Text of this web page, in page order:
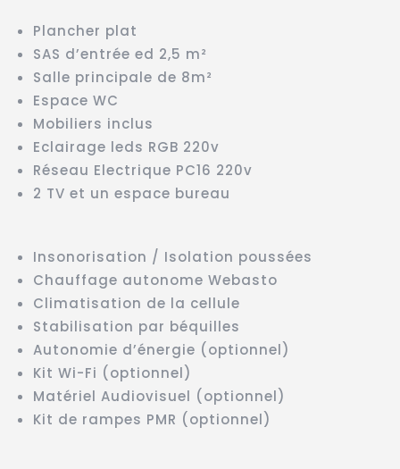
Plancher plat
SAS d’entrée ed 2,5 m²
Salle principale de 8m²
Espace WC
Mobiliers inclus
Eclairage leds RGB 220v
Réseau Electrique PC16 220v
2 TV et un espace bureau
Insonorisation / Isolation poussées
Chauffage autonome Webasto
Climatisation de la cellule
Stabilisation par béquilles
Autonomie d’énergie (optionnel)
Kit Wi-Fi (optionnel)
Matériel Audiovisuel (optionnel)
Kit de rampes PMR (optionnel)